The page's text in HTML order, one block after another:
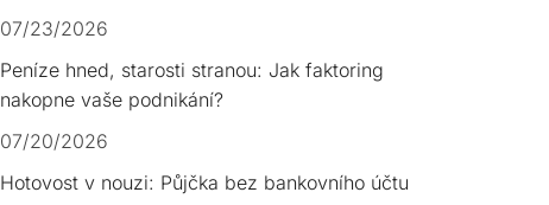
07/23/2026
Peníze hned, starosti stranou: Jak faktoring
nakopne vaše podnikání?
07/20/2026
Hotovost v nouzi: Půjčka bez bankovního účtu